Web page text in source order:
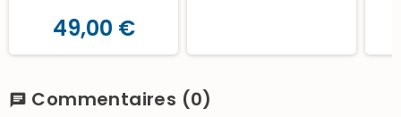
49,00 €
chat Commentaires (0)